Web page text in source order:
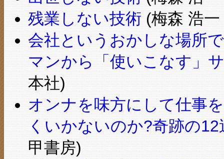
残業しない技術 (梅森 浩
会社というおかしな場所
マンから「使いこなす」
本社)
オンナを味方にして仕事
くいかないのか?奇跡の
甲書房)